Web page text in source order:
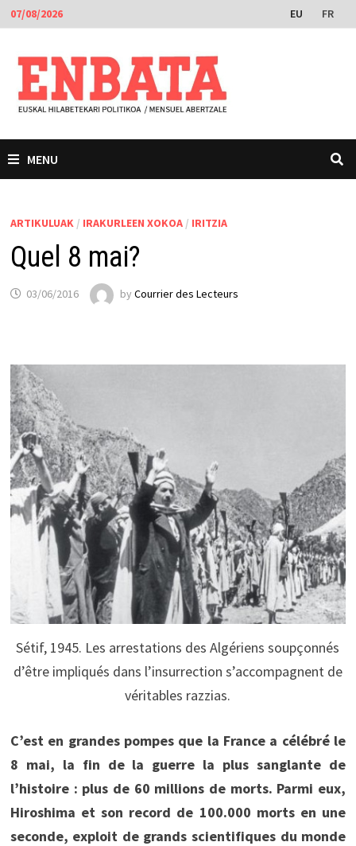
Skip
to
content
07/08/2026 EU FR
MENU
ARTIKULUAK / IRAKURLEEN XOKOA/ IRITZIA
Quel 8 mai?
03/06/2016 by Courrier des Lecteurs
Sétif, 1945. Les arrestations des Algériens soupçonnés
d’être impliqués dans l’insurrection s’accompagnent de
véritables razzias.
C’est en grandes pompes que la France a célébré le
8 mai, la fin de la guerre la plus sanglante de
l’histoire : plus de 60 millions de morts. Parmi eux,
Hiroshima et son record de 100.000 morts en une
seconde, exploit de grands scientifiques du monde